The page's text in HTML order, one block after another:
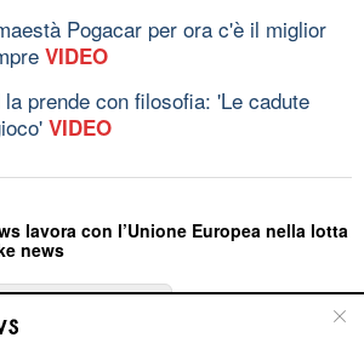
Pogacar per ora c'è il miglior
VIDEO
la prende con filosofia: 'Le cadute
VIDEO
lavora con l’Unione Europea nella lotta
news